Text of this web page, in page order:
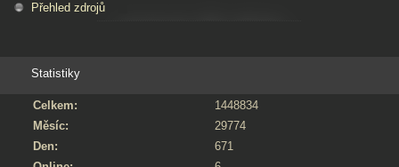
Přehled zdrojů
Statistiky
Celkem:
1448834
Měsíc:
29774
Den:
671